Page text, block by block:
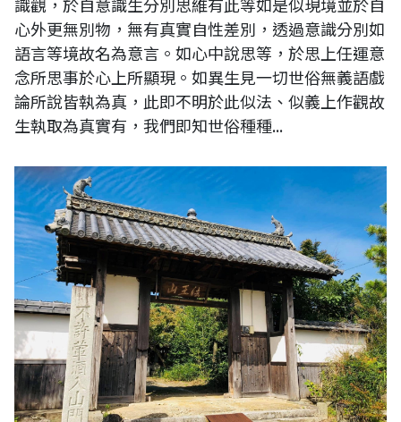
心外更無別物，無有真實自性差別，透過意識分別如
語言等境故名為意言。如心中說思等，於思上任運意
念所思事於心上所顯現。如異生見一切世俗無義語戲
論所說皆執為真，此即不明於此似法、似義上作觀故
生執取為真實有，我們即知世俗種種...